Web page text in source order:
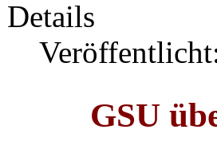
Details
GSU